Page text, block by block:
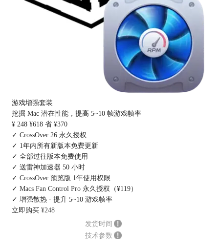
游戏增强套装
挖掘 Mac 潜在性能，提高 5~10 帧游戏帧率
¥ 248 ¥618 省 ¥370
✓ CrossOver 26 永久授权
✓ 1年内所有新版本免费更新
✓ 全部过往版本免费使用
✓ 送雷神加速器 50 小时
✓ CrossOver 预览版 1年使用权限
✓ Macs Fan Control Pro 永久授权（¥119）
✓ 增强散热 · 提升 5~10 游戏帧率
立即购买 ¥248
发货时间
技术参数